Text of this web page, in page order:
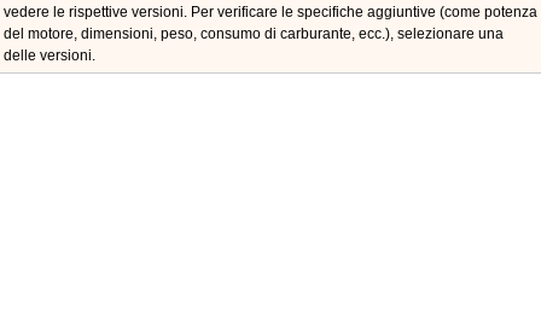
vedere le rispettive versioni. Per verificare le specifiche aggiuntive (come potenza
del motore, dimensioni, peso, consumo di carburante, ecc.), selezionare una
delle versioni.